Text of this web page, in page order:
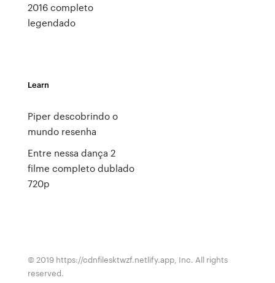
2016 completo
legendado
Learn
Piper descobrindo o
mundo resenha
Entre nessa dança 2
filme completo dublado
720p
© 2019 https://cdnfilesktwzf.netlify.app, Inc. All rights
reserved.